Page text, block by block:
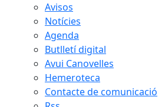
Avisos
Notícies
Agenda
Butlletí digital
Avui Canovelles
Hemeroteca
Contacte de comunicació